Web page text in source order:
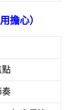
擔心）
點
奏